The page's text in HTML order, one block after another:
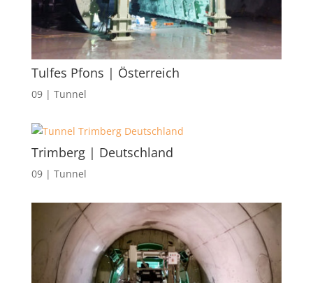
Tulfes Pfons | Österreich
09 | Tunnel
Trimberg | Deutschland
09 | Tunnel